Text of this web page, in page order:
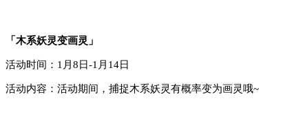
「 木系妖灵变画灵」
活动时间： 1月8日-1月14日
活动内容：活动期间，捕捉木系妖灵有概率变为画灵哦~